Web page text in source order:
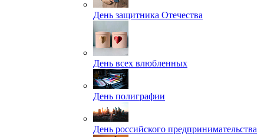
День защитника Отечества
День всех влюбленных
День полиграфии
День российского предпринимательства